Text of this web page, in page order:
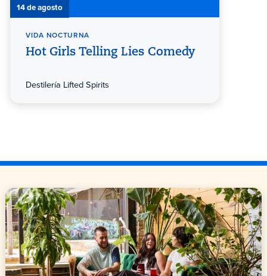
14 de agosto
VIDA NOCTURNA
Hot Girls Telling Lies Comedy
Destilería Lifted Spirits